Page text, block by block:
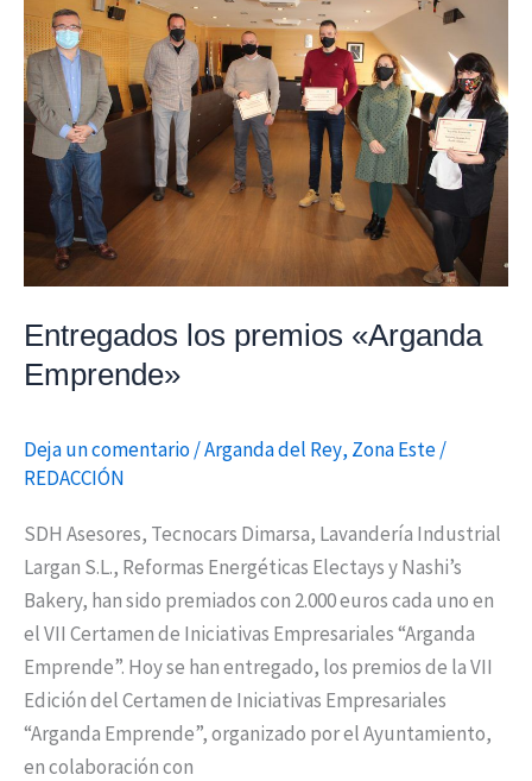
Entregados los premios «Arganda
Emprende»
Deja un comentario/Arganda del Rey, Zona Este/
REDACCIÓN
SDH Asesores, Tecnocars Dimarsa, Lavandería Industrial
Largan S.L., Reformas Energéticas Electays y Nashi’s
Bakery, han sido premiados con 2.000 euros cada uno en
el VII Certamen de Iniciativas Empresariales “Arganda
Emprende”. Hoy se han entregado, los premios de la VII
Edición del Certamen de Iniciativas Empresariales
“Arganda Emprende”, organizado por el Ayuntamiento,
en colaboración con
los
premios
«Arganda
Emprende»